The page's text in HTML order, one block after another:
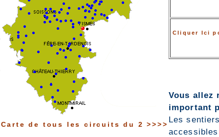
Carte de tous les circuits du 2 >>>>
Cliquer Ici
Vous allez
important
Les